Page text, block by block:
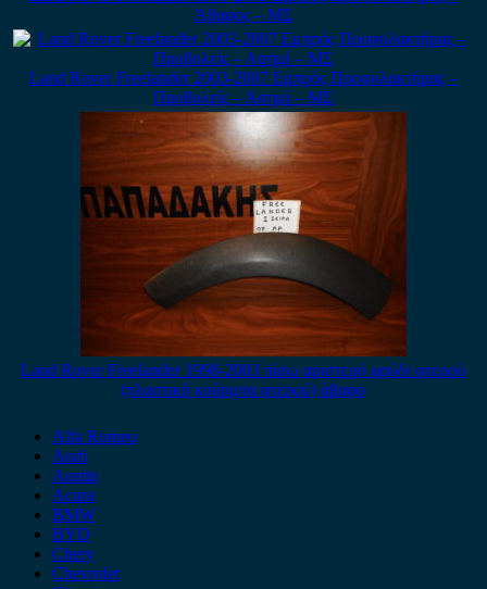
Άβαφος – ΜΣ
Land Rover Freelander 2003-2007 Εμπρός Προφυλακτήρας –
Προβολείς – Ασημί – ΜΣ
Land Rover Freelander 1998-2003 πίσω αριστερό φρύδι φτερού
(πλαστική κούρμπα φτερού) άβαφο
Alfa Romeo
Audi
Austin
Acura
BMW
BYD
Chery
Chevrolet